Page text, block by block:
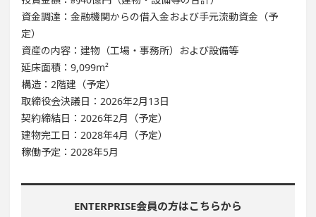
資金調達：金融機関からの借入金および手元流動資金（予
定）
資産の内容：建物（工場・事務所）および設備等
延床面積：9,099m²
構造：2階建（予定）
取締役会決議日：2026年2月13日
契約締結日：2026年2月（予定）
建物完工日：2028年4月（予定）
稼働予定：2028年5月
ENTERPRISE会員の方はこちらから